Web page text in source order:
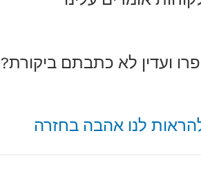
ועדין לא כתבתם ביקורת?
לנו אהבה בחזרה